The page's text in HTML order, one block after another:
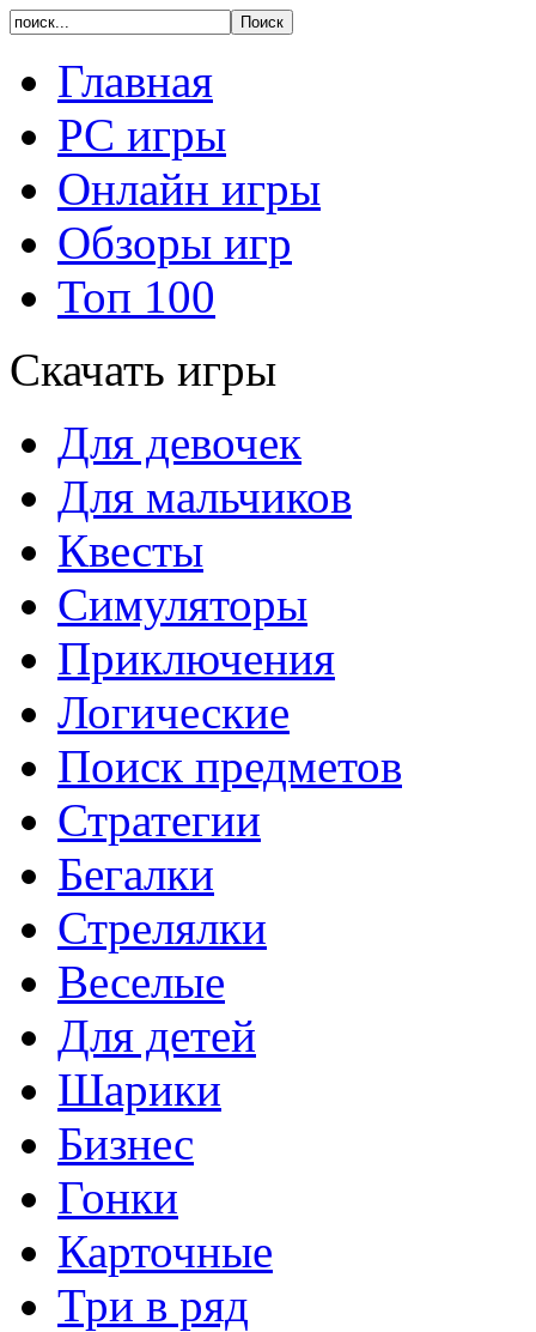
Главная
PC игры
Онлайн игры
Обзоры игр
Топ 100
Скачать игры
Для девочек
Для мальчиков
Квесты
Симуляторы
Приключения
Логические
Поиск предметов
Стратегии
Бегалки
Стрелялки
Веселые
Для детей
Шарики
Бизнес
Гонки
Карточные
Три в ряд